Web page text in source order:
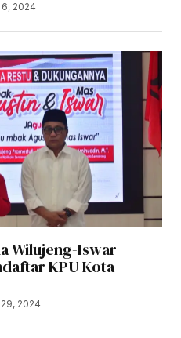
2024
Wilujeng-Iswar
KPU Kota
2024